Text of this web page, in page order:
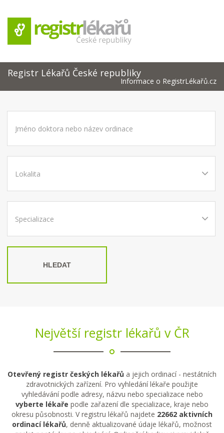
Registr Lékařů České republiky
Informace o RegistrLékařů.cz
HLEDAT
Největší registr lékařů v ČR
Otevřený registr českých lékařů a jejich ordinací - nestátních
zdravotnických zařízení. Pro vyhledání lékaře použijte
vyhledávání podle adresy, názvu nebo specializace nebo
vyberte lékaře podle zařazení dle specializace, kraje nebo
okresu působnosti. V registru lékařů najdete 22662 aktivních
ordinací lékařů, denně aktualizované údaje lékařů, možnost